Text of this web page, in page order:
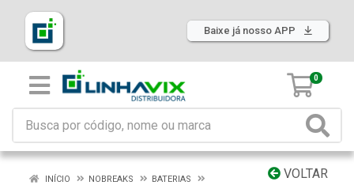
Baixe já nosso APP
0
VOLTAR
INÍCIO NOBREAKS
BATERIAS